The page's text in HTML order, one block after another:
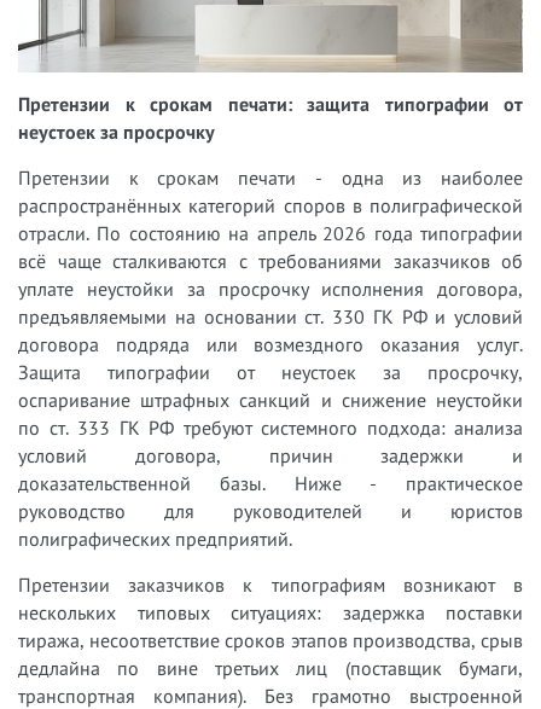
Претензии к срокам печати: защита типографии от
неустоек за просрочку
Претензии к срокам печати - одна из наиболее
распространённых категорий споров в полиграфической
отрасли. По состоянию на апрель 2026 года типографии
всё чаще сталкиваются с требованиями заказчиков об
уплате неустойки за просрочку исполнения договора,
предъявляемыми на основании ст. 330 ГК РФ и условий
договора подряда или возмездного оказания услуг.
Защита типографии от неустоек за просрочку,
оспаривание штрафных санкций и снижение неустойки
по ст. 333 ГК РФ требуют системного подхода: анализа
условий договора, причин задержки и
доказательственной базы. Ниже - практическое
руководство для руководителей и юристов
полиграфических предприятий.
Претензии заказчиков к типографиям возникают в
нескольких типовых ситуациях: задержка поставки
тиража, несоответствие сроков этапов производства, срыв
дедлайна по вине третьих лиц (поставщик бумаги,
транспортная компания). Без грамотно выстроенной